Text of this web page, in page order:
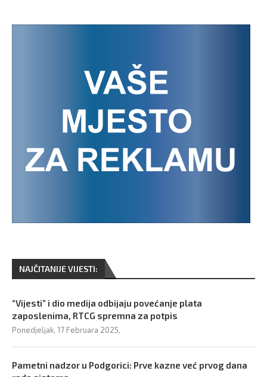
NAJČITANIJE VIJESTI:
“Vijesti” i dio medija odbijaju povećanje plata
zaposlenima, RTCG spremna za potpis
Ponedjeljak, 17 Februara 2025,
Pametni nadzor u Podgorici: Prve kazne već prvog dana